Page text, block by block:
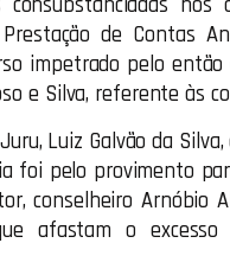
de Contas
impetrado pelo
e Silva, referente às
Luiz Galvão da
foi pelo provimento
conselheiro Arnóbio
afastam o